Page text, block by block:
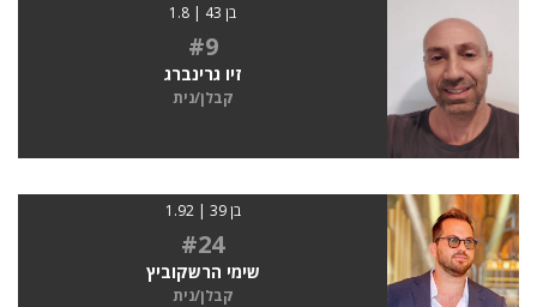
בן 43 | 1.8
#9
זיו גרינברג
קבלן/נית
בן 39 | 1.92
#24
שימי הרשקוביץ
קבלן/נית